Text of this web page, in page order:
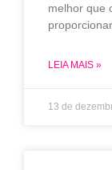
melhor que
LEIA MAIS »
13 de